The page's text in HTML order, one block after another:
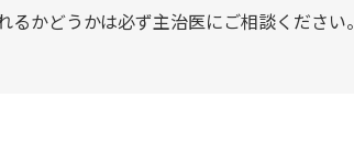
るかどうかは必ず主治医にご相談ください。